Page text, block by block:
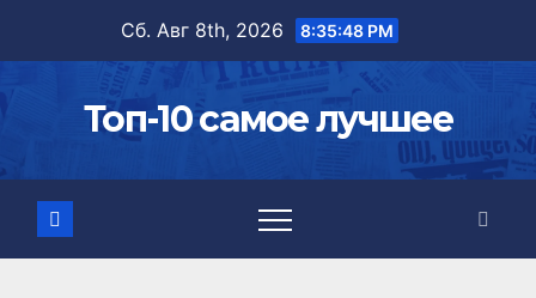
содержимому
Сб. Авг 8th, 2026 8:35:49 PM
Топ-10 самое лучшее